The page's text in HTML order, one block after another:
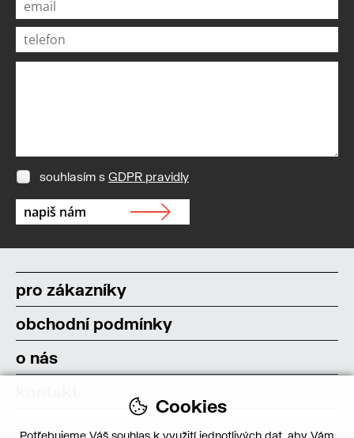
souhlasím s GDPR pravidly
pro zákazníky
obchodní podmínky
o nás
Cookies
Potřebujeme Váš souhlas k využití jednotlivých dat, aby Vám